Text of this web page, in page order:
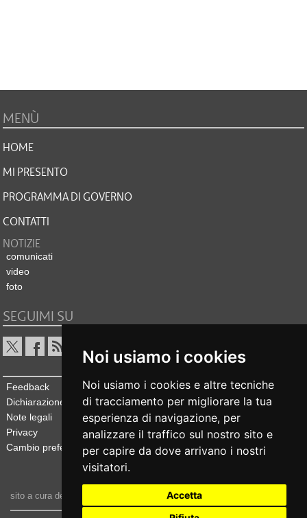
Noi usiamo i cookies
Noi usiamo i cookies e altre tecniche
di tracciamento per migliorare la tua
esperienza di navigazione, per
analizzare il traffico sul nostro sito e
per capire da dove arrivano i nostri
visitatori.
Accetta
MENÙ
HOME
MI PRESENTO
PROGRAMMA DI GOVERNO
CONTATTI
NOTIZIE
comunicati
video
foto
SEGUIMI SU
Feedback
Dichiarazione di accessibilità
Note legali
Privacy
Cambio preferenze cookie
sito a cura dell' Ufficio stampa e comunicazione